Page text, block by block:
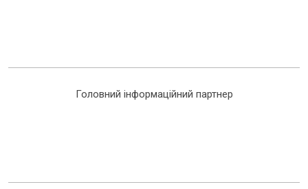
Головний інформаційний партнер